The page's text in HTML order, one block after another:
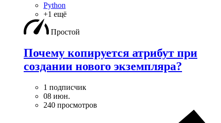
Python
+1 ещё
Простой
Почему копируется атрибут при
создании нового экземпляра?
1 подписчик
08 июн.
240 просмотров